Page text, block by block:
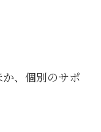
、個別のサポ